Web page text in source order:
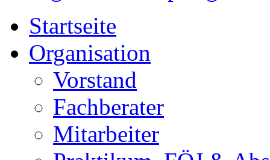
Startseite
Organisation
Vorstand
Fachberater
Mitarbeiter